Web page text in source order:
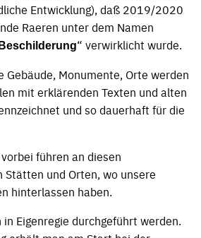
Entwicklung), daß 2019/2020
Raeren unter dem Namen
“ verwirklicht wurde.
Gebäude, Monumente, Orte werden
mit erklärenden Texten und alten
und so dauerhaft für die
führen an diesen
und Orten, wo unsere
hinterlassen haben.
in Eigenregie durchgeführt werden.